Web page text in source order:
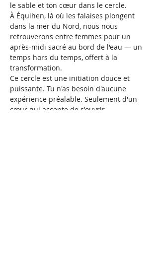
le sable et ton cœur dans le cercle.
À Équihen, là où les falaises plongent
dans la mer du Nord, nous nous
retrouverons entre femmes pour un
après-midi sacré au bord de l'eau — un
temps hors du temps, offert à la
transformation.
Ce cercle est une initiation douce et
puissante. Tu n'as besoin d'aucune
expérience préalable. Seulement d'un
cœur qui accepte de s'ouvrir.